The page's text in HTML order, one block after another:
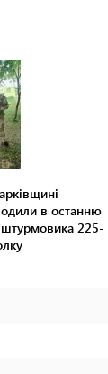
в останню
штурмовика 225-